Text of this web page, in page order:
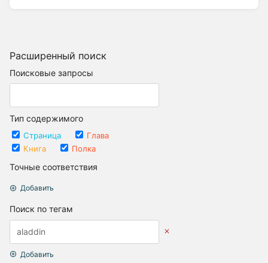
Расширенный поиск
Поисковые запросы
Тип содержимого
Страница
Глава
Книга
Полка
Точные соответствия
Добавить
Поиск по тегам
Добавить